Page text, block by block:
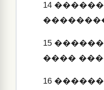
14
15
����
16